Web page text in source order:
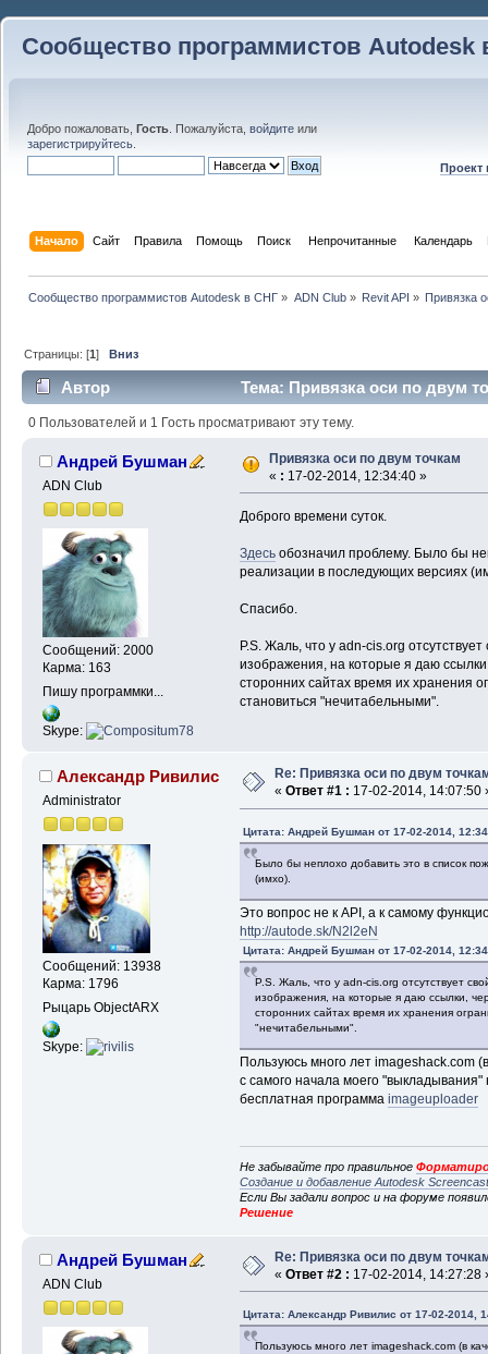
Сообщество программистов Autodesk
Добро пожаловать, Гость . Пожалуйста, войдите или
зарегистрируйтесь
Проект
Начало Сайт Правила Помощь Поиск Непрочитанные Календарь
Сообщество программистов Autodesk в СНГ » ADN Club» Revit API » Привязка
Страницы: [1]Вниз
Автор Тема: Привязка оси по двум
0 Пользователей и 1 Гость просматривают эту тему.
Андрей Бушман
ADN Club
Сообщений: 2000
Карма: 163
Пишу программки...
Skype:
Привязка оси по двум точкам
« : 17-02-2014, 12:34:40 »
Доброго времени суток.
Здесьобозначил проблему. Было бы
реализации в последующих версиях
Спасибо.
P.S. Жаль, что у adn-cis.org
изображения, на которые я даю
сторонних сайтах время их хранения
становиться "нечитабельными".
Александр Ривилис
Administrator
Сообщений: 13938
Карма: 1796
Рыцарь ObjectARX
Skype:
Re: Привязка оси по двум
« Ответ #1 : 17-02-2014, 14:07:50
Цитата: Андрей Бушман от 17-02-2014,
Было бы неплохо добавить это в список
(имхо).
Это вопрос не к API, а к самому
http://autode.sk/N2l2eN
Цитата: Андрей Бушман от 17-02-2014,
P.S. Жаль, что у adn-cis.org отсутствует
изображения, на которые я даю ссылки,
сторонних сайтах время их хранения
"нечитабельными".
Пользуюсь много лет imageshack.com
с самого начала моего
бесплатная программа imageuploader
Не забывайте про правильное
Создание и добавление Autodesk
Если Вы задали вопрос и на форуме
Решение
Андрей Бушман
ADN Club
Re: Привязка оси по двум
« Ответ #2 : 17-02-2014, 14:27:28
Цитата: Александр Ривилис от 17-02-2014,
Пользуюсь много лет imageshack.com (в